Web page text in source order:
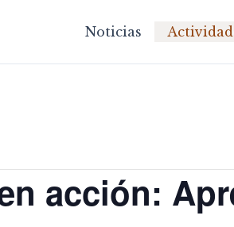
Noticias
acción: